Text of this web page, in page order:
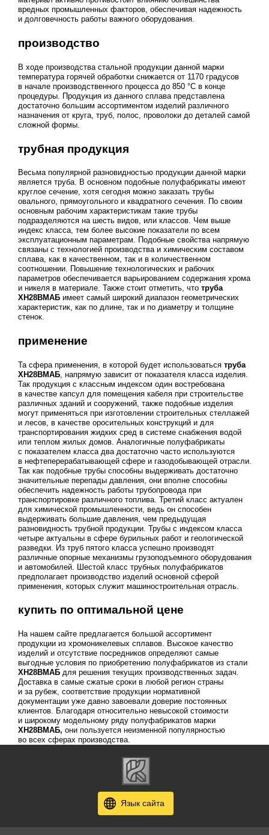
вредных промышленных факторов, обеспечивая надежность
и долговечность работы важного оборудования.
производство
В ходе производства стальной продукции данной марки
температура горячей обработки снижается от 1170 градусов
в начале производственного процесса до 850 °C в конце
процедуры. Продукция из данного сплава представлена
достаточно большим ассортиментом изделий различного
назначения от круга, труб, полос, проволоки до деталей самой
сложной формы.
трубная продукция
Весьма популярной разновидностью продукции данной марки
является труба. В основном подобные полуфабрикаты имеют
круглое сечение, хотя сегодня можно заказать трубы
овального, прямоугольного и квадратного сечения. По своим
основным рабочим характеристикам такие трубы
подразделяются на шесть видов, или классов. Чем выше
индекс класса, тем более высокие показатели по всем
эксплуатационным параметрам. Подобные свойства напрямую
связаны с технологией производства и химическим составом
сплава, как в качественном, так и в количественном
соотношении. Повышение технологических и рабочих
параметров обеспечивается варьированием содержания хрома
и никеля в материале. Также стоит отметить, что труба
ХН28ВМАБимеет самый широкий диапазон геометрических
характеристик, как по длине, так и по диаметру и толщине
стенок.
применение
Та сфера применения, в которой будет использоваться труба
ХН28ВМАБ, напрямую зависит от показателя класса изделия.
Так продукция с классным индексом один востребована
в качестве капсул для помещения кабеля при строительстве
различных зданий и сооружений, также подобные изделия
могут применяться при изготовлении строительных стеллажей
и лесов, в качестве оросительных конструкций и для
транспортирования жидких сред в системе снабжения водой
или теплом жилых домов. Аналогичные полуфабрикаты
с показателем класса два достаточно часто используются
в нефтеперерабатывающей сфере и газодобывающей отрасли.
Так как подобные трубы способны выдерживать достаточно
значительные перепады давления, они вполне способны
обеспечить надежность работы трубопровода при
транспортировке различного топлива. Третий класс актуален
для химической промышленности, ведь он способен
выдерживать большие давления, чем предыдущая
разновидность трубной продукции. Трубы с индексом класса
четыре актуальны в сфере бурильных работ и геологической
разведки. Из труб пятого класса успешно производят
различные опорные механизмы грузоподъемного оборудования
и автомобилей. Шестой класс трубных полуфабрикатов
предполагает производство изделий основной сферой
применения, которых служит машиностроительная отрасль.
купить по оптимальной цене
На нашем сайте предлагается большой ассортимент
продукции из хромоникелевых сплавов. Высокое качество
изделий и отсутствие посредников определяют самые
выгодные условия по приобретению полуфабрикатов из стали
ХН28ВМАБдля решения текущих производственных задач.
Доставка в самые сжатые сроки в любой регион страны
и за рубеж, соответствие продукции нормативной
документации уже давно завоевали доверие постоянных
клиентов. Благодаря относительно невысокой стоимости
и широкому модельному ряду полуфабрикатов марки
ХН28ВМАБ, они пользуется неизменной популярностью
во всех сферах производства.
Язык сайта